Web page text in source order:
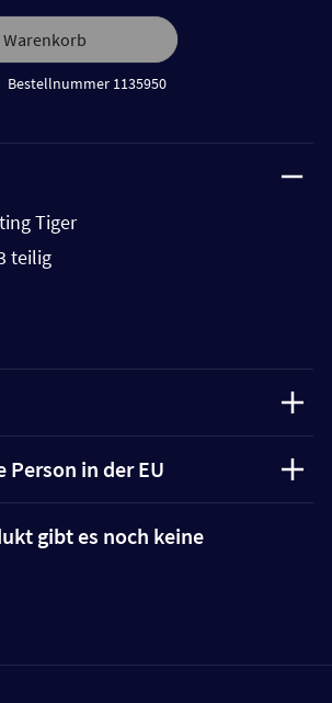
Warenkorb
Bestellnummer 1135950
Tiger
teilig
in der EU
gibt es noch keine